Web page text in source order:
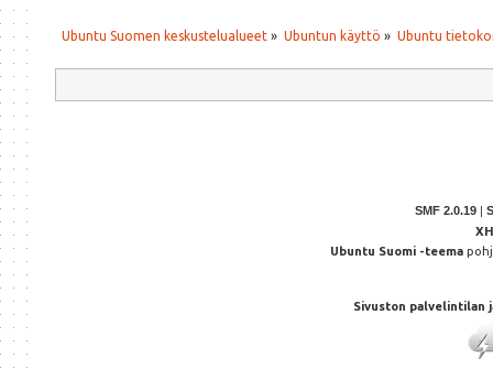
Ubuntu Suomen keskustelualueet » Ubuntun käyttö » Ubuntu
SMF 2.0.19 |
Ubuntu Suomi -teema
Sivuston palvelintilan